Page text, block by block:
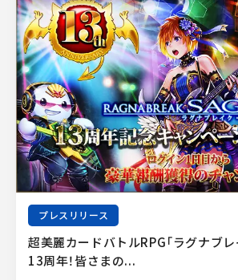
プレスリリース
超美麗カードバトルRPG「ラグナブレ
13周年！皆さまの...